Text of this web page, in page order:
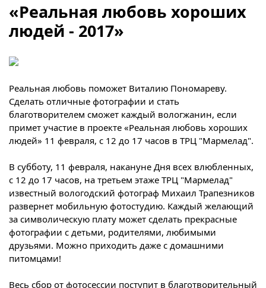
«Реальная любовь хороших
людей - 2017»
Реальная любовь поможет Виталию Пономареву.
Сделать отличные фотографии и стать
благотворителем сможет каждый вологжанин, если
примет участие в проекте «Реальная любовь хороших
людей» 11 февраля, с 12 до 17 часов в ТРЦ "Мармелад".
В субботу, 11 февраля, накануне Дня всех влюбленных,
с 12 до 17 часов, на третьем этаже ТРЦ "Мармелад"
известный вологодский фотограф Михаил Трапезников
развернет мобильную фотостудию. Каждый желающий
за символическую плату может сделать прекрасные
фотографии с детьми, родителями, любимыми
друзьями. Можно приходить даже с домашними
питомцами!
Весь сбор от фотосессии поступит в благотворительный